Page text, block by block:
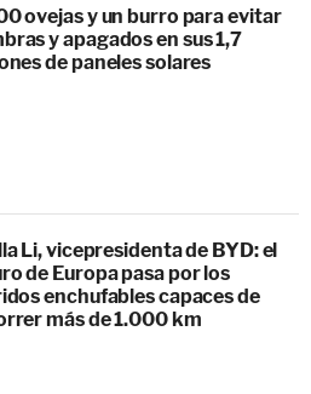
ovejas y un burro para evitar
y apagados en sus 1,7
de paneles solares
Li, vicepresidenta de BYD: el
de Europa pasa por los
enchufables capaces de
más de 1.000 km